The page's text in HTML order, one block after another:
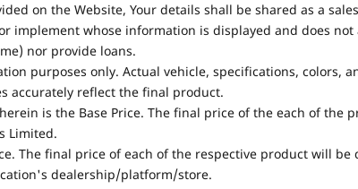
on the Website, Your details shall be shared as a
implement whose information is displayed and does
nor provide loans.
purposes only. Actual vehicle, specifications, colors,
accurately reflect the final product.
is the Base Price. The final price of the each of the
Limited.
The final price of each of the respective product will
dealership/platform/store.